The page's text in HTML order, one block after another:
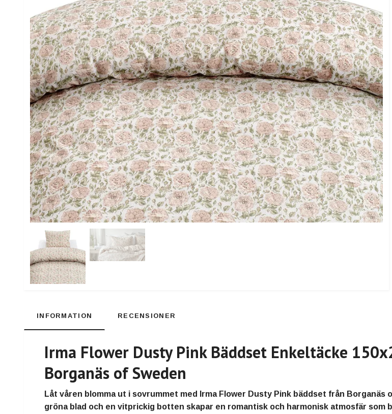
INFORMATION RECENSIONER
Irma Flower Dusty Pink Bäddset Enkeltäcke
Borganäs of Sweden
Låt våren blomma ut i sovrummet med Irma Flower Dusty Pink bäddset från
gröna blad och en vitprickig botten skapar en romantisk och harmonisk atmosfär